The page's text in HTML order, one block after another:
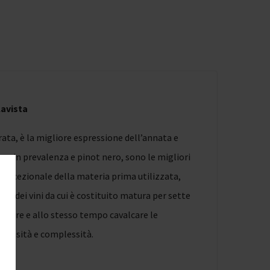
è la migliore espressione dell’annata e
in prevalenza e pinot nero, sono le migliori
della materia prima utilizzata,
dei vini da cui è costituito matura per sette
e allo stesso tempo cavalcare le
e complessità.